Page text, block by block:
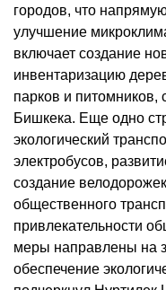
городов, что
улучшение
включает создание
инвентаризацию
парков и питомников,
Бишкека. Еще одно
экологический
электробусов,
создание
общественного
привлекательности
меры направлены на
обеспечение